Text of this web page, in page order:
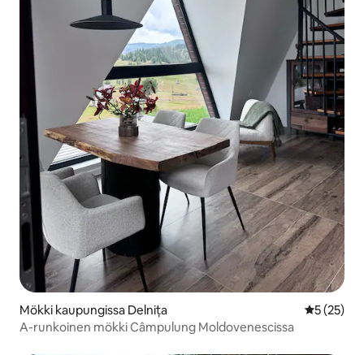
Mökki kaupungissa Delnița
5 (25)
A-runkoinen mökki Câmpulung Moldovenescissa